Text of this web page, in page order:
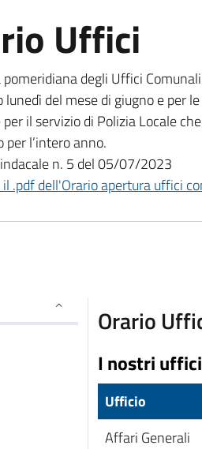
Uffici
pomeridiana degli Uffici
lunedì del mese di giugno e per
per il servizio di Polizia Locale
per l’intero anno.
n. 5 del 05/07/2023
il .pdf dell'Orario apertura uffici
Orario
I nostri
Ufficio
Affari Generali